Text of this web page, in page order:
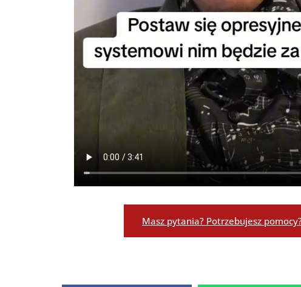
Masz pytania? Potrzebujesz